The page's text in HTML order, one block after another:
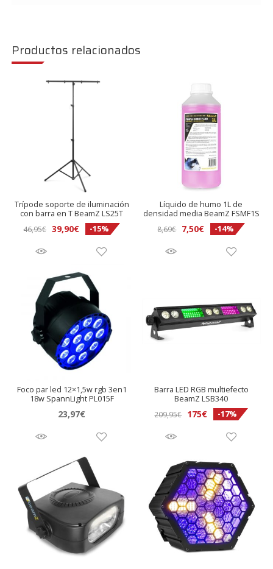
Productos relacionados
Trípode soporte de iluminación
con barra en T BeamZ LS25T
46,95€ El
46,95€.
39,90€El
actual
39,90€.
-15%
Líquido de humo 1L de
densidad media BeamZ FSMF1S
8,69€ El
7,50€El
actual
-14%
Foco par led 12×1,5w rgb 3en1
18w SpannLight PL015F
23,97€
Barra LED RGB multiefecto
BeamZ LSB340
209,95€ El
209,95€.
175€El
actual
175€.
-17%